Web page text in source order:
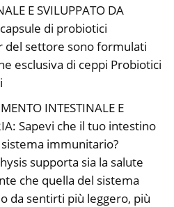
E SVILUPPATO DA
capsule di probiotici
del settore sono formulati
esclusiva di ceppi Probiotici
INTESTINALE E
Sapevi che il tuo intestino
immunitario?
supporta sia la salute
che quella del sistema
da sentirti più leggero, più